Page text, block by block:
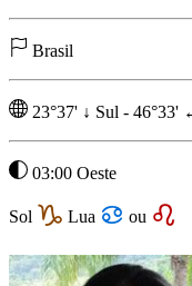
Brasil
23°37' ↓ Sul - 46°33'
03:00 Oeste
Sol Lua ou